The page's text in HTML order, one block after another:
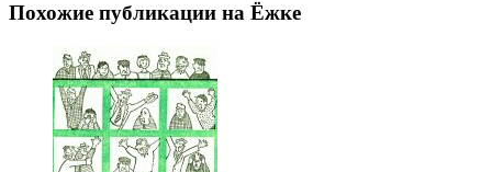
Похожие публикации на Ёжке